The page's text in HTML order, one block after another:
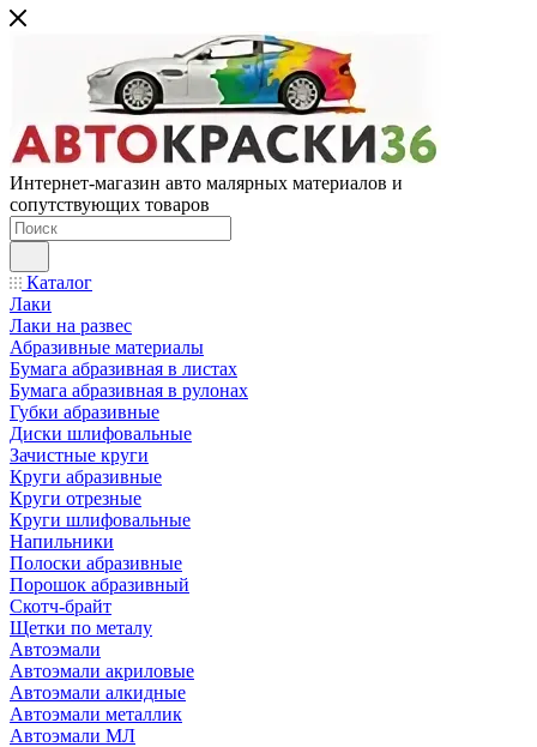
Интернет-магазин авто малярных материалов и
сопутствующих товаров
Каталог
Лаки
Лаки на развес
Абразивные материалы
Бумага абразивная в листах
Бумага абразивная в рулонах
Губки абразивные
Диски шлифовальные
Зачистные круги
Круги абразивные
Круги отрезные
Круги шлифовальные
Напильники
Полоски абразивные
Порошок абразивный
Скотч-брайт
Щетки по металу
Автоэмали
Автоэмали акриловые
Автоэмали алкидные
Автоэмали металлик
Автоэмали МЛ